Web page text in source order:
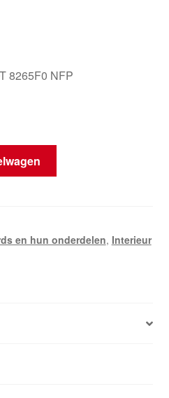
8265F0 NFP
en hun onderdelen, Interieur